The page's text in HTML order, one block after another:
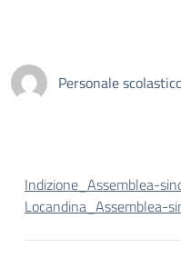
Personale
Indizione_Assemblea-
Locandina_Assemblea-